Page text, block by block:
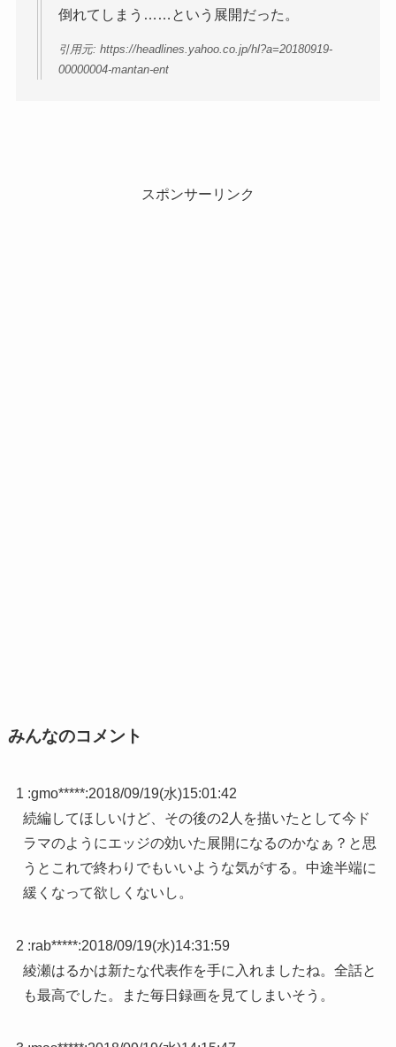
倒れてしまう……という展開だった。
引用元: https://headlines.yahoo.co.jp/hl?a=20180919-
00000004-mantan-ent
スポンサーリンク
みんなのコメント
1 :gmo*****:2018/09/19(水)15:01:42
続編してほしいけど、その後の2人を描いたとして今ド
ラマのようにエッジの効いた展開になるのかなぁ？と思
うとこれで終わりでもいいような気がする。中途半端に
緩くなって欲しくないし。
2 :rab*****:2018/09/19(水)14:31:59
綾瀬はるかは新たな代表作を手に入れましたね。全話と
も最高でした。また毎日録画を見てしまいそう。